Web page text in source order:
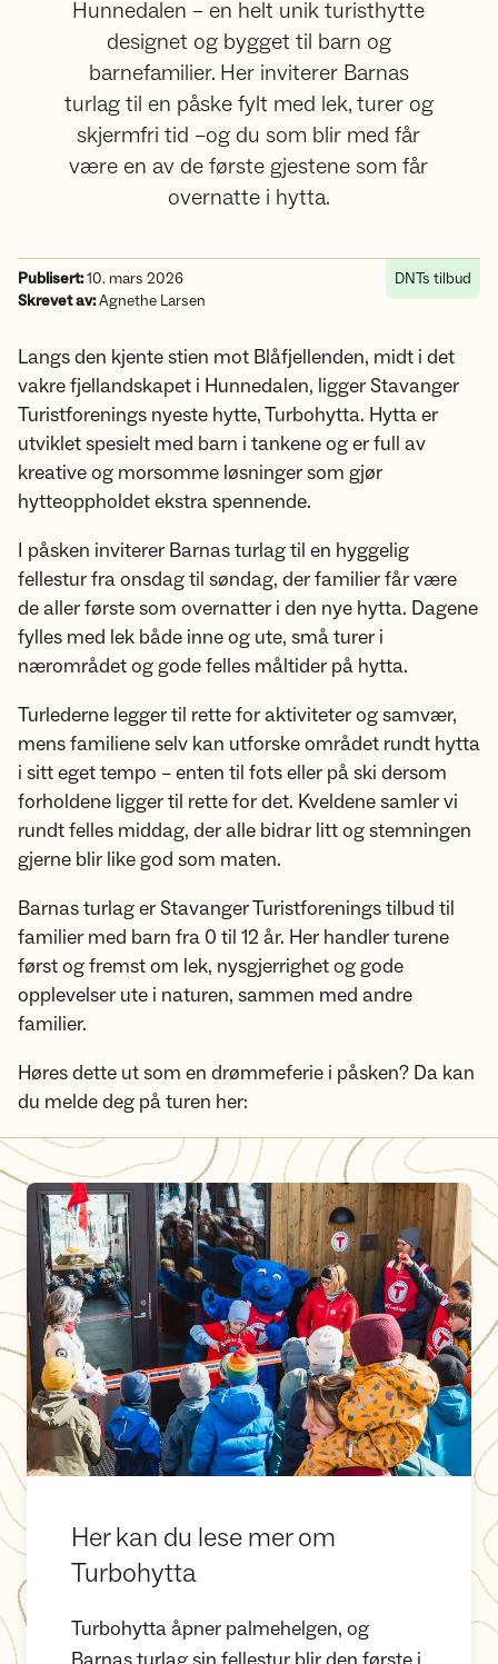
Hunnedalen – en helt unik turisthytte
designet og bygget til barn og
barnefamilier. Her inviterer Barnas
turlag til en påske fylt med lek, turer og
skjermfri tid –og du som blir med får
være en av de første gjestene som får
overnatte i hytta.
Publisert:10. mars 2026
Skrevet av:Agnethe Larsen
DNTs tilbud
Langs den kjente stien mot Blåfjellenden, midt i det
vakre fjellandskapet i Hunnedalen, ligger Stavanger
Turistforenings nyeste hytte, Turbohytta. Hytta er
utviklet spesielt med barn i tankene og er full av
kreative og morsomme løsninger som gjør
hytteoppholdet ekstra spennende.
I påsken inviterer Barnas turlag til en hyggelig
fellestur fra onsdag til søndag, der familier får være
de aller første som overnatter i den nye hytta. Dagene
fylles med lek både inne og ute, små turer i
nærområdet og gode felles måltider på hytta.
Turlederne legger til rette for aktiviteter og samvær,
mens familiene selv kan utforske området rundt hytta
i sitt eget tempo – enten til fots eller på ski dersom
forholdene ligger til rette for det. Kveldene samler vi
rundt felles middag, der alle bidrar litt og stemningen
gjerne blir like god som maten.
Barnas turlag er Stavanger Turistforenings tilbud til
familier med barn fra 0 til 12 år. Her handler turene
først og fremst om lek, nysgjerrighet og gode
opplevelser ute i naturen, sammen med andre
familier.
Høres dette ut som en drømmeferie i påsken? Da kan
du melde deg på turen her:
Her kan du lese mer om Turbohytta
Her kan du lese mer om
Turbohytta
Turbohytta åpner palmehelgen, og